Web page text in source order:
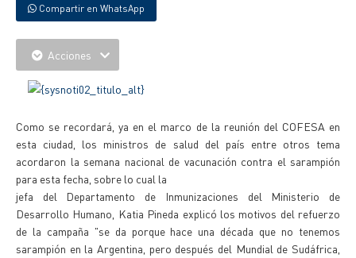
Compartir en WhatsApp
Acciones
Como se recordará, ya en el marco de la reunión del COFESA en
esta ciudad, los ministros de salud del país entre otros tema
acordaron la semana nacional de vacunación contra el sarampión
para esta fecha, sobre lo cual la
jefa del Departamento de Inmunizaciones del Ministerio de
Desarrollo Humano, Katia Pineda explicó los motivos del refuerzo
de la campaña "se da porque hace una década que no tenemos
sarampión en la Argentina, pero después del Mundial de Sudáfrica,